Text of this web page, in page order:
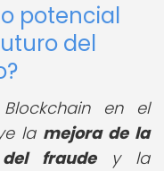
potencial
del
en el
la mejora de la
fraudey la